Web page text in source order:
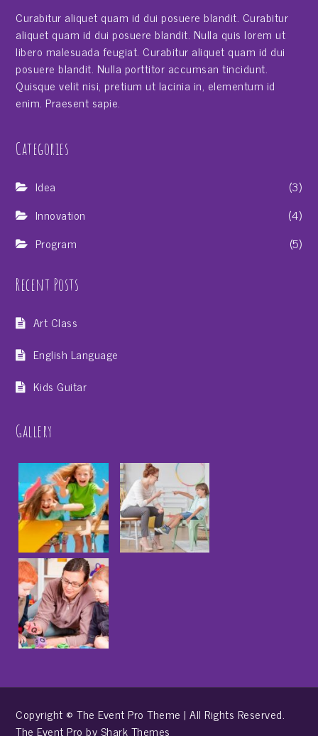
Curabitur aliquet quam id dui posuere blandit. Curabitur
aliquet quam id dui posuere blandit. Nulla quis lorem ut
libero malesuada feugiat. Curabitur aliquet quam id dui
posuere blandit. Nulla porttitor accumsan tincidunt.
Quisque velit nisi, pretium ut lacinia in, elementum id
enim. Praesent sapie.
Categories
Idea
(3)
Innovation
(4)
Program
(5)
Recent Posts
Art Class
English Language
Kids Guitar
Gallery
Copyright © The Event Pro Theme | All Rights Reserved.
The Event Pro byShark Themes